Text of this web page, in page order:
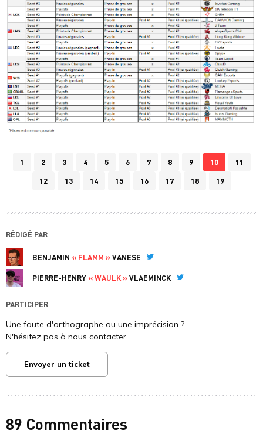
1 2 3 4 5 6 7 8 9 10
11
12
13 14 15 16 17 18 19
RÉDIGÉ PAR
BENJAMIN « FLAMM »VANESE
PIERRE-HENRY « WAULK »VLAEMINCK
PARTICIPER
Une faute d'orthographe ou une imprécision ?
N'hésitez pas à nous contacter.
Envoyer un ticket
89 Commentaires